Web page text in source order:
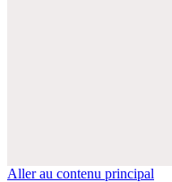
Aller au contenu principal